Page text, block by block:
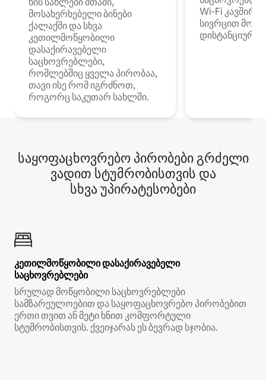
მოსახერხებელი ბინები
ქალაქში და სხვა
კეთილმოწყობილი
დასაქირავებელი
საცხოვრებლები,
რომლებშიც ყველა პირობაა,
თავი ისე რომ იგრძნოთ,
როგორც საკუთარ სახლში.
Wi‑Fi
სივრცით
დისტანციური
საყოფაცხოვრებო პირობები გრძელი
ვადით სტუმრობისთვის და
სხვა უპირატესობები
კეთილმოწყობილი დასაქირავებელი
საცხოვრებლები
სრულად მოწყობილი საცხოვრებლები
სამზარეულოებით და საყოფაცხოვრებო პირობებით
ერთი თვით ან მეტი ხნით კომფორტული
სტუმრობისთვის. ქვეიჯარას ეს ბევრად სჯობია.